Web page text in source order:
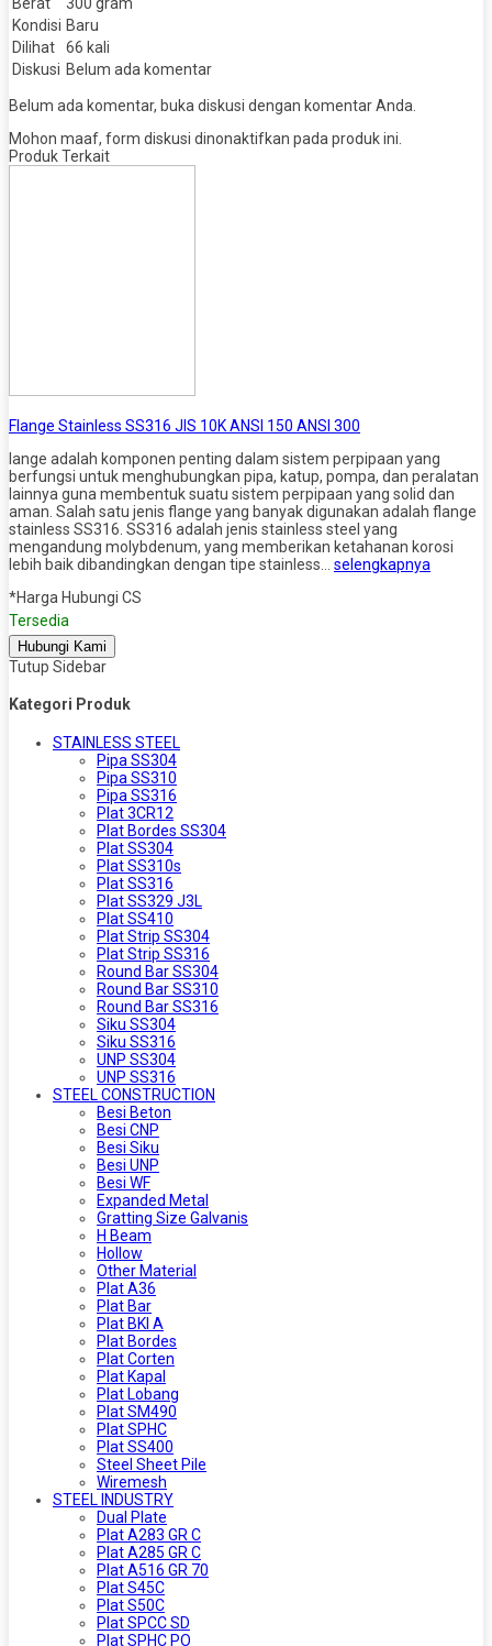
Kondisi Baru
Dilihat
66 kali
Diskusi Belum ada komentar
Belum ada komentar, buka diskusi dengan komentar Anda.
Mohon maaf, form diskusi dinonaktifkan pada produk ini.
Produk Terkait
Flange Stainless SS316 JIS 10K ANSI 150 ANSI 300
lange adalah komponen penting dalam sistem perpipaan yang
berfungsi untuk menghubungkan pipa, katup, pompa, dan peralatan
lainnya guna membentuk suatu sistem perpipaan yang solid dan
aman. Salah satu jenis flange yang banyak digunakan adalah flange
stainless SS316. SS316 adalah jenis stainless steel yang
mengandung molybdenum, yang memberikan ketahanan korosi
lebih baik dibandingkan dengan tipe stainless… selengkapnya
*Harga Hubungi CS
Tersedia
Hubungi Kami
Tutup Sidebar
Kategori Produk
STAINLESS STEEL
Pipa SS304
Pipa SS310
Pipa SS316
Plat 3CR12
Plat Bordes SS304
Plat SS304
Plat SS310s
Plat SS316
Plat SS329 J3L
Plat SS410
Plat Strip SS304
Plat Strip SS316
Round Bar SS304
Round Bar SS310
Round Bar SS316
Siku SS304
Siku SS316
UNP SS304
UNP SS316
STEEL CONSTRUCTION
Besi Beton
Besi CNP
Besi Siku
Besi UNP
Besi WF
Expanded Metal
Gratting Size Galvanis
H Beam
Hollow
Other Material
Plat A36
Plat Bar
Plat BKI A
Plat Bordes
Plat Corten
Plat Kapal
Plat Lobang
Plat SM490
Plat SPHC
Plat SS400
Steel Sheet Pile
Wiremesh
STEEL INDUSTRY
Dual Plate
Plat A283 GR C
Plat A285 GR C
Plat A516 GR 70
Plat S45C
Plat S50C
Plat SPCC SD
Plat SPHC PO